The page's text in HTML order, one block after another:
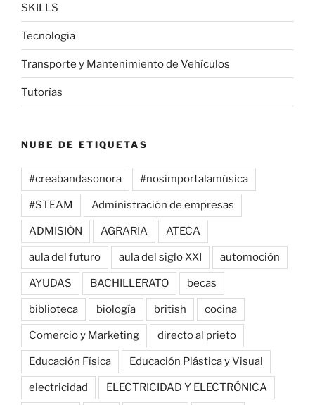
SKILLS
Tecnología
Transporte y Mantenimiento de Vehículos
Tutorías
NUBE DE ETIQUETAS
#creabandasonora #nosimportalamúsica
#STEAM Administración de empresas
ADMISIÓN AGRARIA ATECA
aula del futuro aula del siglo XXI automoción
AYUDAS BACHILLERATO becas
biblioteca biología british cocina
Comercio y Marketing directo al prieto
Educación Física Educación Plástica y Visual
electricidad ELECTRICIDAD Y ELECTRÓNICA